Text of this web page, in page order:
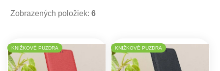
Zobrazených položiek: 6
Výpis produktov
KNIŽKOVÉ PUZDRA KNIŽKOVÉ PUZDRA